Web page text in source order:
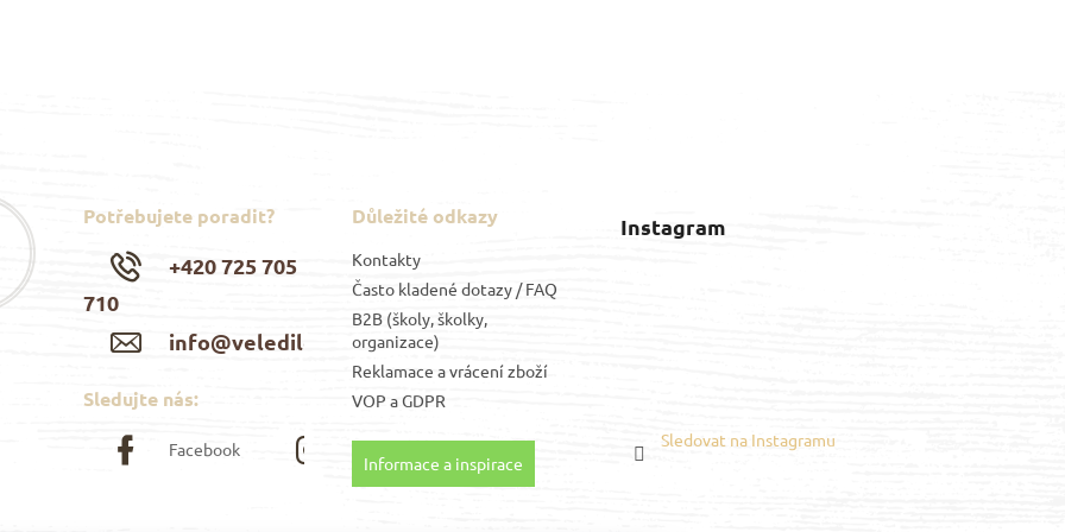
Potřebujete poradit?
+420 725 705
710
info@veledilo.cz
Sledujte nás:
Facebook
Důležité odkazy
Kontakty
Často kladené dotazy / FAQ
B2B (školy, školky,
organizace)
Reklamace a vrácení zboží
VOP aGDPR
Informace a inspirace
Instagram
Sledovat na Instagramu